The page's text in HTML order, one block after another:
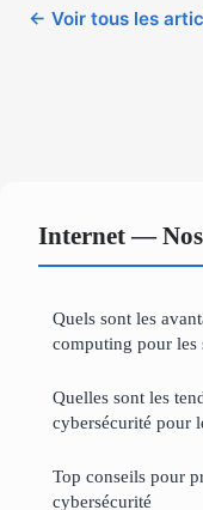
← Voir tous les
Internet —
Quels sont les
computing pour les
Quelles sont les
cybersécurité pour
Top conseils pour
cybersécurité